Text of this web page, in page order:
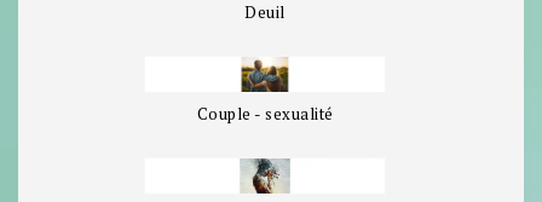
Deuil
Couple - sexualité